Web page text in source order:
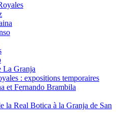
La Granja
: expositions temporaires
et Fernando Brambila
la Real Botica à la Granja de San